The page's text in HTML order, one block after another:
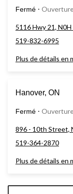
Fermé ⋅
5116 Hwy 21,
519-832-6995
Plus de détails en
Hanover, ON
Fermé ⋅
896 - 10th Street,
519-364-2870
Plus de détails en